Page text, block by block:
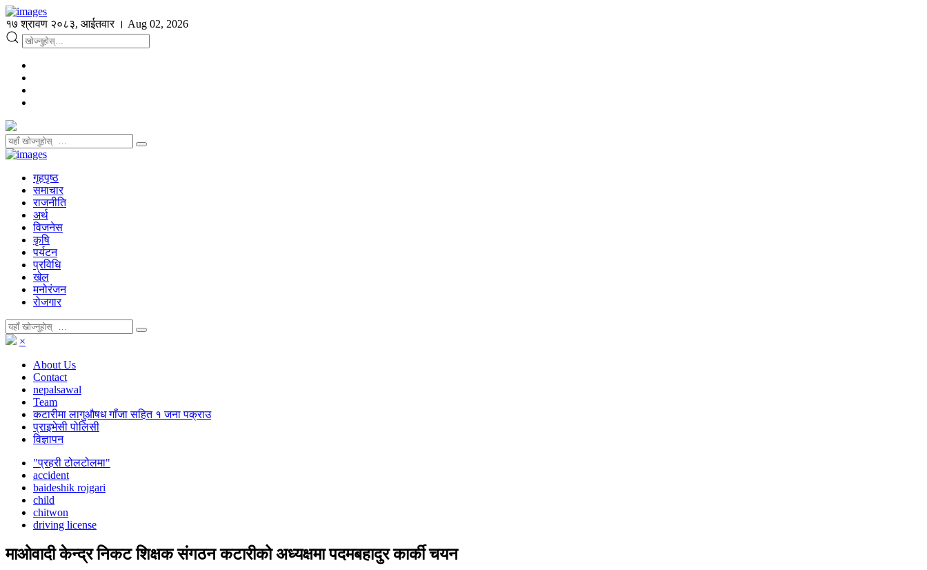
१७ श्रावण २०८३, आईतवार । Aug 02, 2026
गृहपृष्ठ
समाचार
राजनीति
अर्थ
विजनेस
कृषि
पर्यटन
प्रविधि
खेल
मनोरंजन
रोजगार
×
About Us
Contact
nepalsawal
Team
कटारीमा लागुऔषध गाँजा सहित १ जना पक्राउ
प्राइभेसी पोलिसी
विज्ञापन
"प्रहरी टोलटोलमा"
accident
baideshik rojgari
child
chitwon
driving license
माओवादी केन्द्र निकट शिक्षक संगठन कटारीको अध्यक्षमा पदमबहादुर कार्की चयन